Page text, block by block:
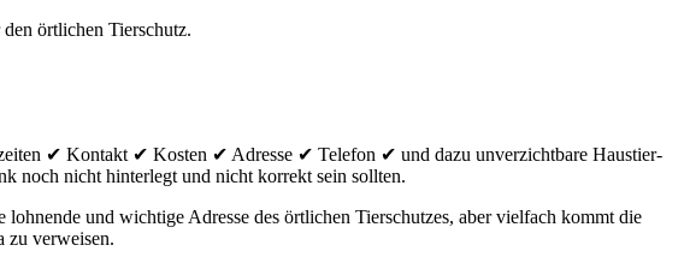
örtlichen Tierschutz.
✔ Kontakt ✔ Kosten ✔ Adresse ✔ Telefon ✔ und dazu unverzichtbare Haustier-
noch nicht hinterlegt und nicht korrekt sein sollten.
und wichtige Adresse des örtlichen Tierschutzes, aber vielfach kommt die
zu verweisen.